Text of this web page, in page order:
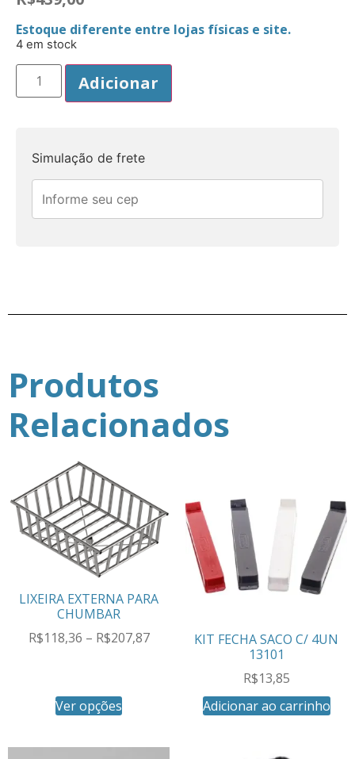
Estoque diferente entre lojas físicas e site.
4 em stock
Adicionar
Simulação de frete
Produtos
Relacionados
LIXEIRA EXTERNA PARA
CHUMBAR
R$118,36 – R$207,87
Ver opções
KIT FECHA SACO C/ 4UN
13101
R$13,85
Adicionar ao carrinho